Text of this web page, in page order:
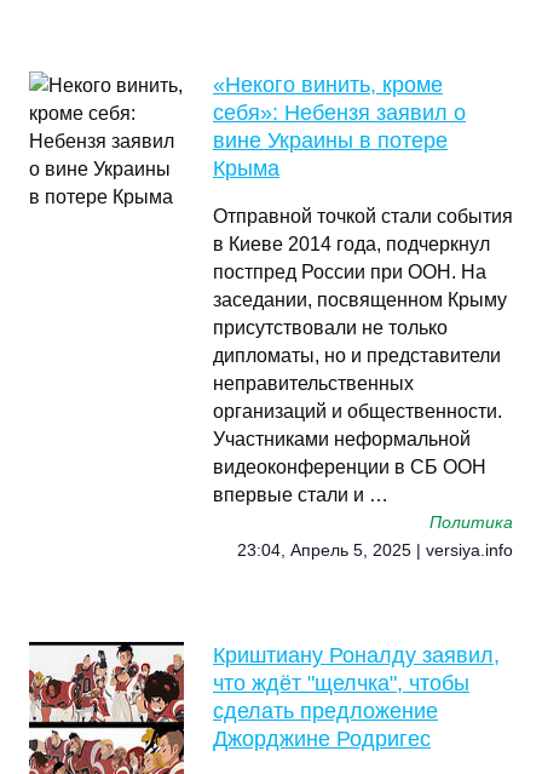
«Некого винить, кроме
себя»: Небензя заявил о
вине Украины в потере
Крыма
Отправной точкой стали события
в Киеве 2014 года, подчеркнул
постпред России при ООН. На
заседании, посвященном Крыму
присутствовали не только
дипломаты, но и представители
неправительственных
организаций и общественности.
Участниками неформальной
видеоконференции в СБ ООН
впервые стали и …
Политика
23:04, Апрель 5, 2025 | versiya.info
Криштиану Роналду заявил,
что ждёт "щелчка", чтобы
сделать предложение
Джорджине Родригес